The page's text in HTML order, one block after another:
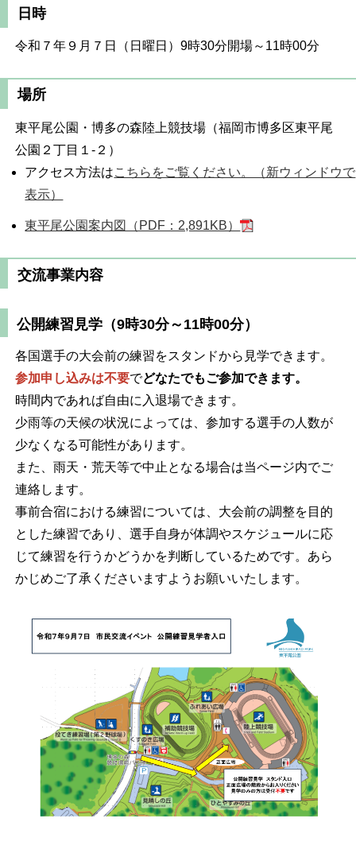
日時
令和７年９月７日（日曜日）9時30分開場～11時00分
場所
東平尾公園・博多の森陸上競技場（福岡市博多区東平尾
公園２丁目１-２）
アクセス方法はこちらをご覧ください。（新ウィンドウで
表示）
東平尾公園案内図（PDF：2,891KB）
交流事業内容
公開練習見学（9時30分～11時00分）
各国選手の大会前の練習をスタンドから見学できます。
参加申し込みは不要でどなたでもご参加できます。
時間内であれば自由に入退場できます。
少雨等の天候の状況によっては、参加する選手の人数が
少なくなる可能性があります。
また、雨天・荒天等で中止となる場合は当ページ内でご
連絡します。
事前合宿における練習については、大会前の調整を目的
とした練習であり、選手自身が体調やスケジュールに応
じて練習を行うかどうかを判断しているためです。あら
かじめご了承くださいますようお願いいたします。